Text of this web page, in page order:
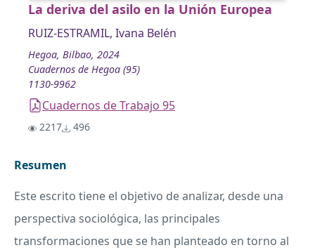
La deriva del asilo en la Unión Europea
RUIZ-ESTRAMIL, Ivana Belén
Hegoa, Bilbao, 2024
Cuadernos de Hegoa (95)
1130-9962
Cuadernos de Trabajo 95
2217 496
Resumen
Este escrito tiene el objetivo de analizar, desde una
perspectiva sociológica, las principales
transformaciones que se han planteado en torno al